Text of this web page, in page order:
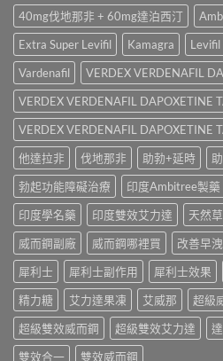
渠
道、
價
錢
與
真
假
辨
別
指
南〉
中
威
壯
名
藥
真
實
效
果、
正
確
用
法
與
香
港
購
指
南〉
中
款
最
好
用？
享
久
3
代
與
Climax
印
度
神
油
實
測
比
較〉
40mg伐地那非 + 60mg達泊西汀
Extra Super Levifil
Kamagra Levifil
Vardenafil
VERDEX VERDENAFIL
VERDEX VERDENAFIL DAPOXETINE
VERDEX VERDENAFIL DAPOXETINE
他達拉非
伐地那非 助勃+延時
勃起功能障礙治療
印度Ambitree製藥
印度學名藥
印度雙效艾力達 天然
威而鋼副廠
威而鋼哪裡買 改善早洩
犀利士
犀利士副作用 犀利士效果
精力糖
艾力達果凍 艾威那 超級
超級雙效威而鋼
超級雙效艾力達
雙效合一
雙效威而鋼